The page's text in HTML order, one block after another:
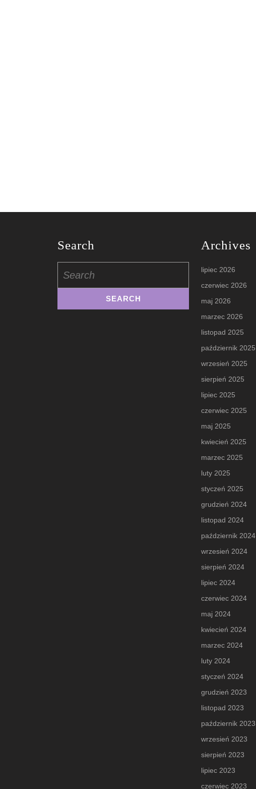
Search
for:
Archives
lipiec 2026
czerwiec 2026
maj 2026
marzec 2026
listopad 2025
październik 2025
wrzesień 2025
sierpień 2025
lipiec 2025
czerwiec 2025
maj 2025
kwiecień 2025
marzec 2025
luty 2025
styczeń 2025
grudzień 2024
listopad 2024
październik 2024
wrzesień 2024
sierpień 2024
lipiec 2024
czerwiec 2024
maj 2024
kwiecień 2024
marzec 2024
luty 2024
styczeń 2024
grudzień 2023
listopad 2023
październik 2023
wrzesień 2023
sierpień 2023
lipiec 2023
czerwiec 2023